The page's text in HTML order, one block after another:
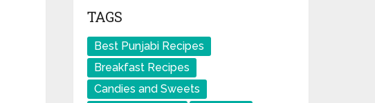
TAGS
Best Punjabi Recipes
Breakfast Recipes
Candies and Sweets